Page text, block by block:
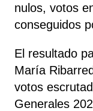
nulos, votos
conseguidos
El resultado
María
votos
Generales